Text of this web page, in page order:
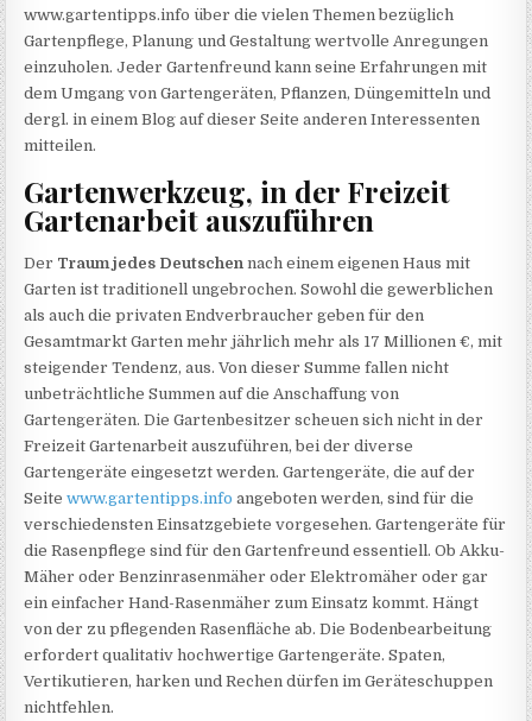
www.gartentipps.info über die vielen Themen bezüglich
Gartenpflege, Planung und Gestaltung wertvolle Anregungen
einzuholen. Jeder Gartenfreund kann seine Erfahrungen mit
dem Umgang von Gartengeräten, Pflanzen, Düngemitteln und
dergl. in einem Blog auf dieser Seite anderen Interessenten
mitteilen.
Gartenwerkzeug, in der Freizeit
Gartenarbeit auszuführen
Der Traum jedes Deutschen nach einem eigenen Haus mit
Garten ist traditionell ungebrochen. Sowohl die gewerblichen
als auch die privaten Endverbraucher geben für den
Gesamtmarkt Garten mehr jährlich mehr als 17 Millionen €, mit
steigender Tendenz, aus. Von dieser Summe fallen nicht
unbeträchtliche Summen auf die Anschaffung von
Gartengeräten. Die Gartenbesitzer scheuen sich nicht in der
Freizeit Gartenarbeit auszuführen, bei der diverse
Gartengeräte eingesetzt werden. Gartengeräte, die auf der
Seitewww.gartentipps.info angeboten werden, sind für die
verschiedensten Einsatzgebiete vorgesehen. Gartengeräte für
die Rasenpflege sind für den Gartenfreund essentiell. Ob Akku-
Mäher oder Benzinrasenmäher oder Elektromäher oder gar
ein einfacher Hand-Rasenmäher zum Einsatz kommt. Hängt
von der zu pflegenden Rasenfläche ab. Die Bodenbearbeitung
erfordert qualitativ hochwertige Gartengeräte. Spaten,
Vertikutieren, harken und Rechen dürfen im Geräteschuppen
nichtfehlen.